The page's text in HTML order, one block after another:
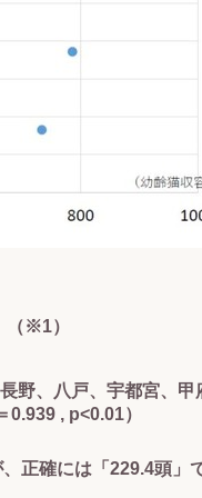
（※1）
野、八戸、宇都宮、
, p<0.01）
確には「229.4頭」